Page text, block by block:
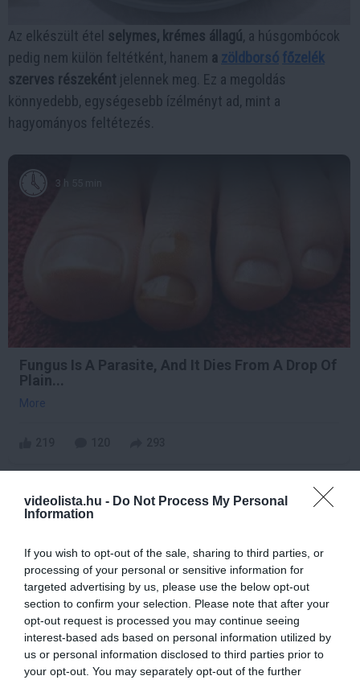
videolista.hu - Do Not Process My Personal
Information
If you wish to opt-out of the sale, sharing to third parties, or
processing of your personal or sensitive information for
targeted advertising by us, please use the below opt-out
section to confirm your selection. Please note that after your
opt-out request is processed you may continue seeing
interest-based ads based on personal information utilized by
us or personal information disclosed to third parties prior to
your opt-out. You may separately opt-out of the further
Az elkészült étel selymes, krémes állagú, a húsgombócok
pedig nem külön feltétként, hanem a zöldborsó főzelék
szerves részeként jelennek meg. Ez a megoldás
könnyedebb, egységesebb ízélményt ad, mint a
hagyományos feltétezés.
3 h 55 min
Fungus Is A Parasite, And It Dies From A Drop Of
Plain...
More
7 h 39 min